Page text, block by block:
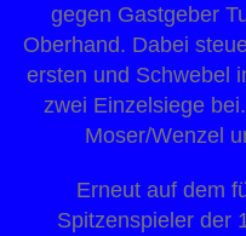
gegen Gastgeber
Oberhand. Dabei
ersten und Schwebel
zwei Einzelsiege
Moser/Wenzel
Erneut auf dem
Spitzenspieler der